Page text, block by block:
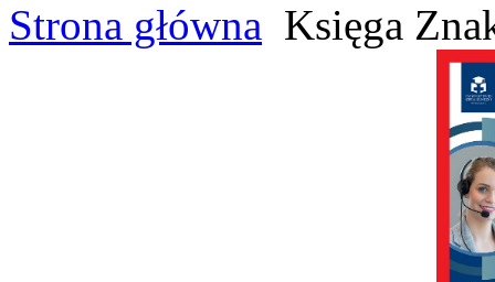
Strona główna Księga